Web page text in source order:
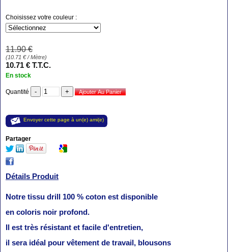
Choisissez votre couleur :
11.90 €
(10.71 €/ Mètre)
10.71 € T.T.C.
En stock
Quantité
Envoyer cette page à un(e) ami(e)
Partager
Détails Produit
Notre tissu drill 100 % coton est disponible
en coloris noir profond.
Il est très résistant et facile d'entretien,
il sera idéal pour vêtement de travail, blousons